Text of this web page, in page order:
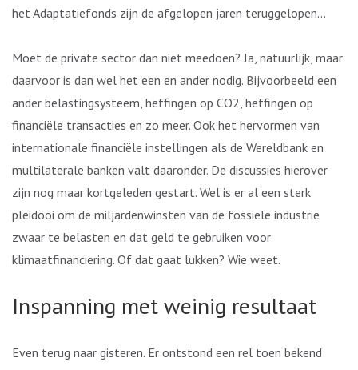
het Adaptatiefonds zijn de afgelopen jaren teruggelopen…
Moet de private sector dan niet meedoen? Ja, natuurlijk, maar
daarvoor is dan wel het een en ander nodig. Bijvoorbeeld een
ander belastingsysteem, heffingen op CO2, heffingen op
financiële transacties en zo meer. Ook het hervormen van
internationale financiële instellingen als de Wereldbank en
multilaterale banken valt daaronder. De discussies hierover
zijn nog maar kortgeleden gestart. Wel is er al een sterk
pleidooi om de miljardenwinsten van de fossiele industrie
zwaar te belasten en dat geld te gebruiken voor
klimaatfinanciering. Of dat gaat lukken? Wie weet.
Inspanning met weinig resultaat
Even terug naar gisteren. Er ontstond een rel toen bekend